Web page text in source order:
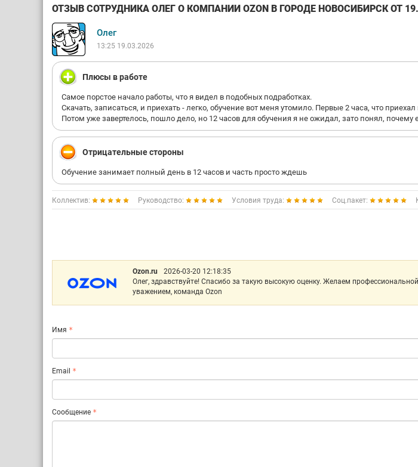
ОТЗЫВ СОТРУДНИКА ОЛЕГ О КОМПАНИИ OZON В ГОРОДЕ НОВОСИБИРСК ОТ
Олег
13:25 19.03.2026
Плюсы в работе
Самое порстое начало работы, что я видел в подобных подработках.
Скачать, записаться, и приехать - легко, обучение вот меня утомило. Первые 2 часа, что
Потом уже завертелось, пошло дело, но 12 часов для обучения я не ожидал, зато понял, почему
Отрицательные стороны
Обучение занимает полный день в 12 часов и часть просто ждешь
Коллектив: Руководство: Условия труда: Соц.пакет:
Ozon.ru
2026-03-20 12:18:35
Олег, здравствуйте! Спасибо за такую высокую оценку. Желаем
уважением, команда Ozon
Имя
Email
Сообщение